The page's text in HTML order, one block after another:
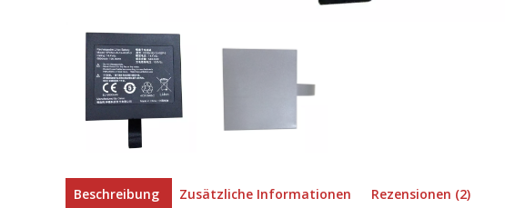
Beschreibung Zusätzliche Informationen Rezensionen (2)